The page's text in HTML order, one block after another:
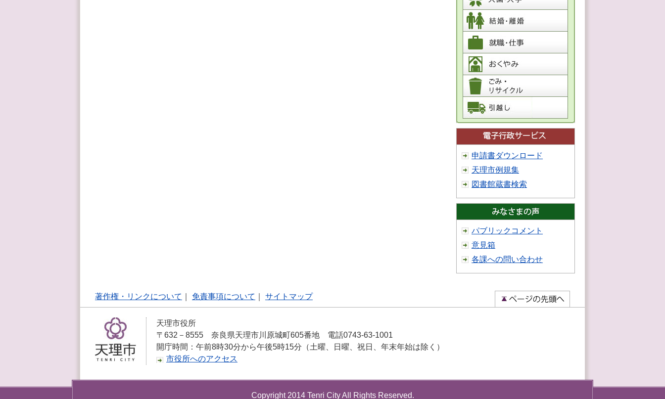
申請書ダウンロード
天理市例規集
図書館蔵書検索
パブリックコメント
意見箱
各課への問い合わせ
著作権・リンクについて 免責事項について サイトマップ
天理市役所
〒632－8555 奈良県天理市川原城町605番地 電話0743-63-1001
開庁時間：午前8時30分から午後5時15分（土曜、日曜、祝日、年末年始は除く）
市役所へのアクセス
Copyright 2014 Tenri City All Rights Reserved.